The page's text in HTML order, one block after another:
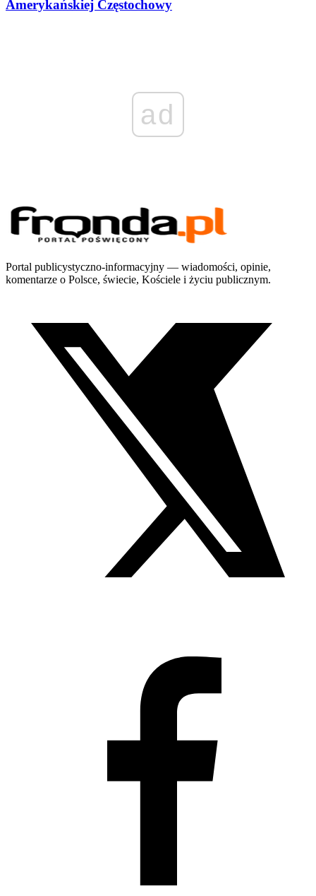
Amerykańskiej Częstochowy
ad
Portal publicystyczno-informacyjny — wiadomości, opinie,
komentarze o Polsce, świecie, Kościele i życiu publicznym.